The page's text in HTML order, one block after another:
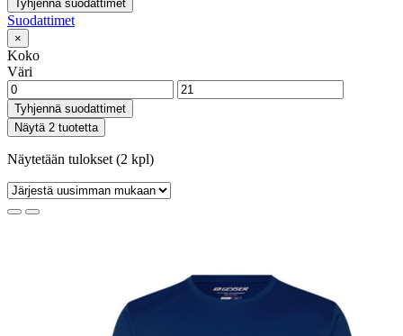
Tyhjennä suodattimet
Suodattimet
×
Koko
Väri
Tyhjennä suodattimet
Näytä 2 tuotetta
Näytetään tulokset (2 kpl)